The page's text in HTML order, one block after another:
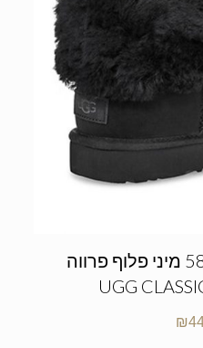
מגפי האגג דגם 5854 מיני פלוף פרווה
UGG
₪